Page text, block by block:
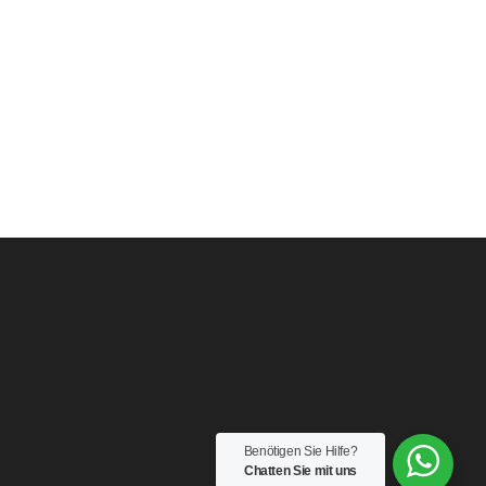
Benötigen Sie Hilfe?
Chatten Sie mit uns